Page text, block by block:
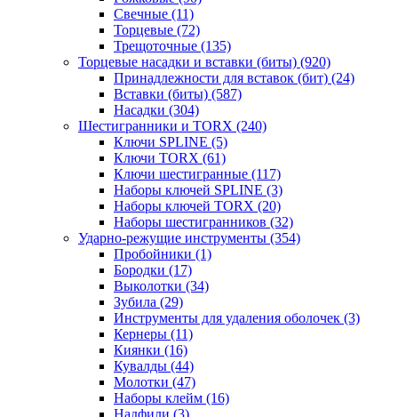
Свечные (11)
Торцевые (72)
Трещоточные (135)
Торцевые насадки и вставки (биты) (920)
Принадлежности для вставок (бит) (24)
Вставки (биты) (587)
Насадки (304)
Шестигранники и TORX (240)
Ключи SPLINE (5)
Ключи TORX (61)
Ключи шестигранные (117)
Наборы ключей SPLINE (3)
Наборы ключей TORX (20)
Наборы шестигранников (32)
Ударно-режущие инструменты (354)
Пробойники (1)
Бородки (17)
Выколотки (34)
Зубила (29)
Инструменты для удаления оболочек (3)
Кернеры (11)
Киянки (16)
Кувалды (44)
Молотки (47)
Наборы клейм (16)
Надфили (3)